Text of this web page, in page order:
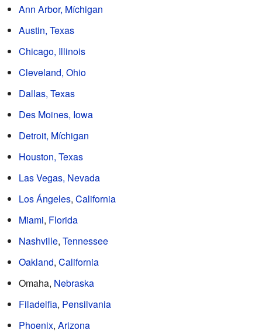
Ann Arbor, Míchigan
Austin, Texas
Chicago, Illinois
Cleveland, Ohio
Dallas, Texas
Des Moines, Iowa
Detroit, Míchigan
Houston, Texas
Las Vegas, Nevada
Los Ángeles, California
Miami, Florida
Nashville, Tennessee
Oakland, California
Omaha, Nebraska
Filadelfia, Pensilvania
Phoenix, Arizona